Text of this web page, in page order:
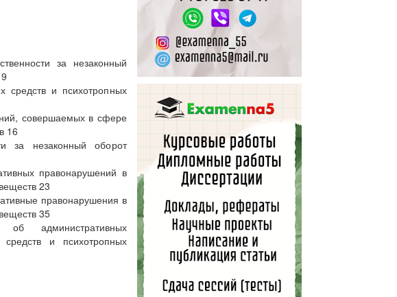
за незаконный
средств и психотропных
совершаемых в сфере
16
за незаконный оборот
правонарушений в
23
правонарушения в
35
административных
и психотропных